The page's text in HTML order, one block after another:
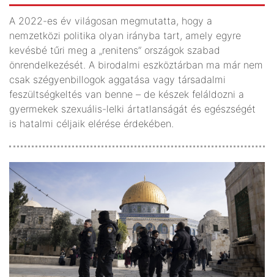
A 2022-es év világosan megmutatta, hogy a
nemzetközi politika olyan irányba tart, amely egyre
kevésbé tűri meg a „renitens” országok szabad
önrendelkezését. A birodalmi eszköztárban ma már nem
csak szégyenbillogok aggatása vagy társadalmi
feszültségkeltés van benne – de készek feláldozni a
gyermekek szexuális-lelki ártatlanságát és egészségét
is hatalmi céljaik elérése érdekében.